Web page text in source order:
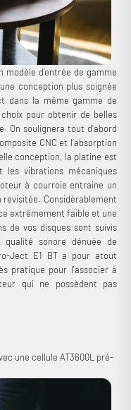
d’entrée de gamme
conception plus soignée
dans la même gamme de
pour obtenir de belles
On soulignera tout d’abord
CNC et l’absorption
conception, la platine est
les vibrations mécaniques
à courroie entraine un
Considérablement
extrêmement faible et une
de vos disques sont suivis
sonore dénuée de
Ject E1 BT a pour atout
pratique pour l'associer à
qui ne possèdent pas
une cellule AT3600L pré-